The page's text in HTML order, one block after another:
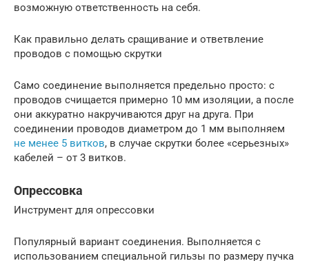
возможную ответственность на себя.
Как правильно делать сращивание и ответвление
проводов с помощью скрутки
Само соединение выполняется предельно просто: с
проводов счищается примерно 10 мм изоляции, а после
они аккуратно накручиваются друг на друга. При
соединении проводов диаметром до 1 мм выполняем
не менее 5 витков, в случае скрутки более «серьезных»
кабелей – от 3 витков.
Опрессовка
Инструмент для опрессовки
Популярный вариант соединения. Выполняется с
использованием специальной гильзы по размеру пучка